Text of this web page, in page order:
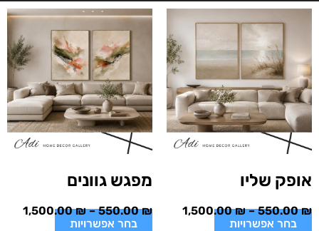
אופק שליו
550.00₪
–
1,500.00₪
בחר אפשרויות
מפגש גוונים
550.00₪
–
1,500.00₪
בחר אפשרויות